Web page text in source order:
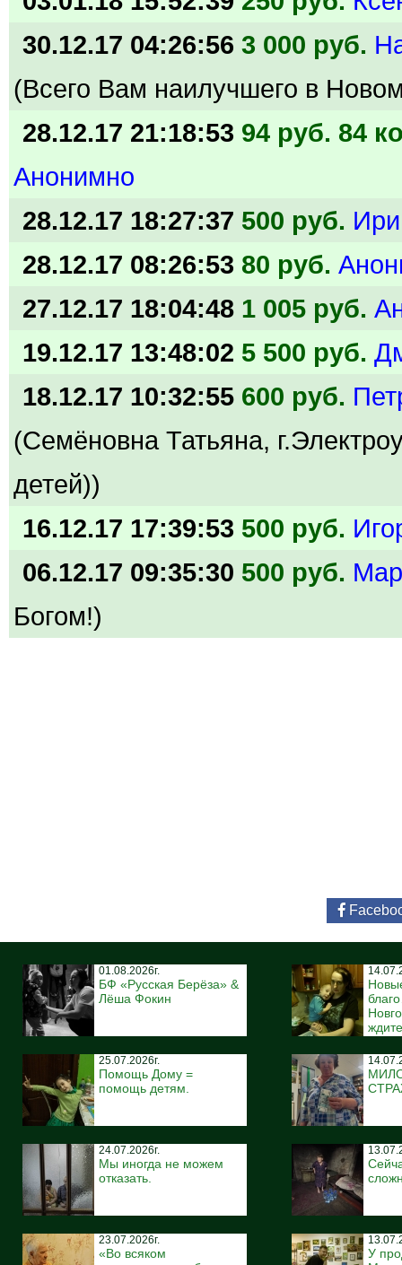
30.12.17 04:26:56 3 000 руб.
(Всего Вам наилучшего в
28.12.17 21:18:53 94 руб. 84
Анонимно
28.12.17 18:27:37 500 руб.
28.12.17 08:26:53 80 руб.
27.12.17 18:04:48 1 005 руб.
19.12.17 13:48:02 5 500 руб.
18.12.17 10:32:55 600 руб.
(Семёновна Татьяна,
детей))
16.12.17 17:39:53 500 руб.
06.12.17 09:35:30 500 руб.
Богом!)
01.08.2026г.
БФ «Русская Берёза» &
Лёша Фокин
25.07.2026г.
Помощь Дому =
помощь детям.
24.07.2026г.
Мы иногда не можем
отказать.
23.07.2026г.
«Во всяком
У